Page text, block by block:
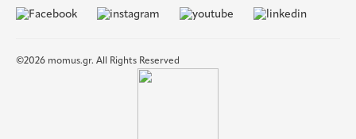
©2026 momus.gr. All Rights Reserved